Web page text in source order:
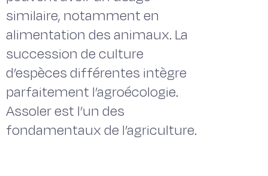
similaire, notamment en
alimentation des animaux. La
succession de culture
d’espèces différentes intègre
parfaitement l’agroécologie.
Assoler est l’un des
fondamentaux de l’agriculture.